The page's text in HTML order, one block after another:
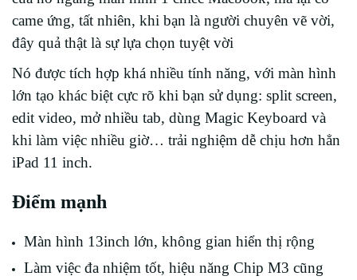
came ứng, tất nhiên, khi bạn là người chuyên vẽ vời,
đây quả thật là sự lựa chọn tuyệt vời
Nó được tích hợp khá nhiều tính năng, với màn hình
lớn tạo khác biệt cực rõ khi bạn sử dụng: split screen,
edit video, mở nhiều tab, dùng Magic Keyboard và
khi làm việc nhiều giờ… trải nghiệm dễ chịu hơn hẳn
iPad 11 inch.
Điểm mạnh
Màn hình 13inch lớn, không gian hiển thị rộng
Làm việc đa nhiệm tốt, hiệu năng Chip M3 cũng